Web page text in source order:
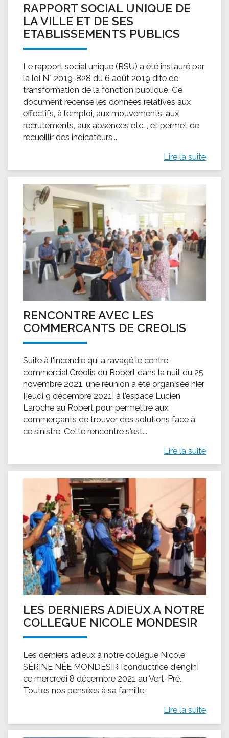
RAPPORT SOCIAL UNIQUE DE
LA VILLE ET DE SES
ETABLISSEMENTS PUBLICS
Le rapport social unique (RSU) a été instauré par
la loi N° 2019-828 du 6 août 2019 dite de
transformation de la fonction publique. Ce
document recense les données relatives aux
effectifs, à l’emploi, aux mouvements, aux
recrutements, aux absences etc…, et permet de
recueillir des indicateurs...
Lire la suite
RENCONTRE AVEC LES
COMMERCANTS DE CREOLIS
Suite à l'incendie qui a ravagé le centre
commercial Créolis du Robert dans la nuit du 25
novembre 2021, une réunion a été organisée hier
[jeudi 9 décembre 2021] à l'espace Lucien
Laroche au Robert pour permettre aux
commerçants de trouver des solutions face à
ce sinistre. Cette rencontre s'est...
Lire la suite
LES DERNIERS ADIEUX A NOTRE
COLLEGUE NICOLE MONDESIR
Les derniers adieux à notre collègue Nicole
SÉRINE NÉE MONDÉSIR [conductrice d'engin]
ce mercredi 8 décembre 2021 au Vert-Pré.
Toutes nos pensées à sa famille.
Lire la suite